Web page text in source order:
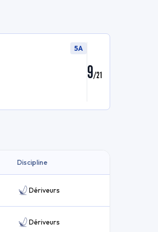
5A
9/21
Discipline
Dériveurs
Dériveurs